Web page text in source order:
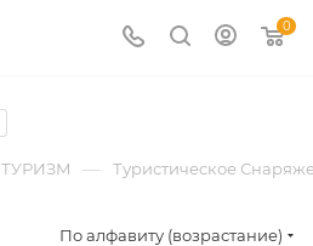
0
ТУРИЗМ — Туристическое
По алфавиту (возрастание)